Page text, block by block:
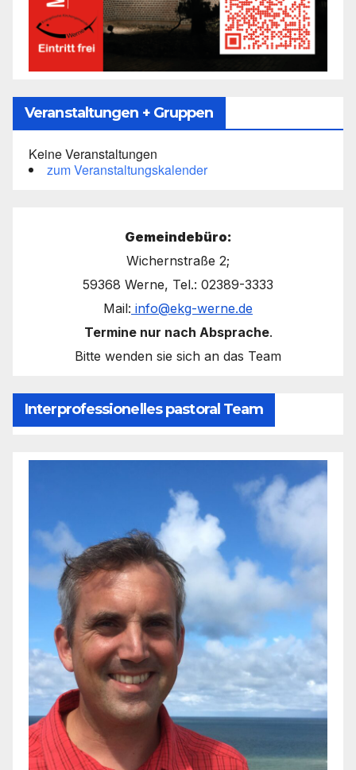
Veranstaltungen + Gruppen
Keine Veranstaltungen
zum Veranstaltungskalender
Gemeindebüro:
Wichernstraße 2;
59368 Werne, Tel.: 02389-3333
Mail: info@ekg-werne.de
Termine nur nach Absprache.
Bitte wenden sie sich an das Team
Interprofessionelles pastoral Team